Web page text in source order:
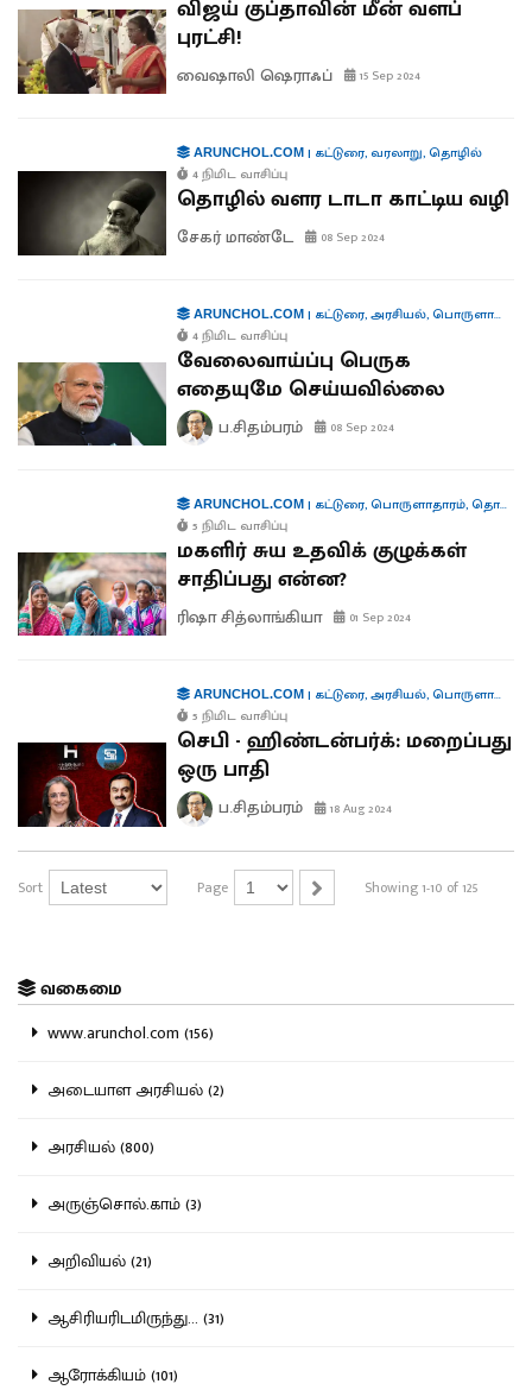
விஜய் குப்தாவின் மீன் வளப்
புரட்சி!
வைஷாலி ஷெராஃப் 15 Sep 2024
ARUNCHOL.COM| கட்டுரை, வரலாறு,தொழில்
4 நிமிட வாசிப்பு
தொழில் வளர டாடா காட்டிய வழி
சேகர் மாண்டே 08 Sep 2024
ARUNCHOL.COM| கட்டுரை,அரசியல்,பொருளாதாரம்
4 நிமிட வாசிப்பு
வேலைவாய்ப்பு பெருக
எதையுமே செய்யவில்லை
ப.சிதம்பரம் 08 Sep 2024
ARUNCHOL.COM| கட்டுரை,பொருளாதாரம்,தொழில்
5 நிமிட வாசிப்பு
மகளிர் சுய உதவிக் குழுக்கள்
சாதிப்பது என்ன?
ரிஷா சித்லாங்கியா 01 Sep 2024
ARUNCHOL.COM| கட்டுரை,அரசியல்,பொருளாதாரம்
5 நிமிட வாசிப்பு
செபி - ஹிண்டன்பர்க்: மறைப்பது
ஒரு பாதி
ப.சிதம்பரம் 18 Aug 2024
Sort Page Showing 1-10 of 125
வகைமை
www.arunchol.com (156)
அடையாள அரசியல் (2)
அரசியல் (800)
அருஞ்சொல்.காம் (3)
அறிவியல் (21)
ஆசிரியரிடமிருந்து... (31)
ஆரோக்கியம் (101)